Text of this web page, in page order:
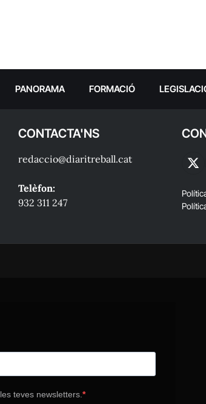
PANORAMA FORMACIÓ
CONTACTA'NS
redaccio@diaritreball.cat
Telèfon:
932 311 247
X